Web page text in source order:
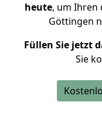
heute, um Ihren
Göttingen
Füllen Sie jetzt
Sie